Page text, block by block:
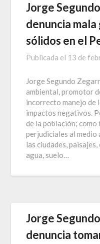
Jorge
denuncia
sólidos en el
Publicada el 13 de
Jorge Segundo
ambiental, promotor
incorrecto manejo de
impactos negativos.
de la población;
perjudiciales al medio
las ciudades,
agua, suelo…
Jorge
denuncia